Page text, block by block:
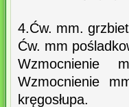
4.Ćw. mm.
Ćw. mm
Wzmocnienie
Wzmocnienie
kręgosłupa.